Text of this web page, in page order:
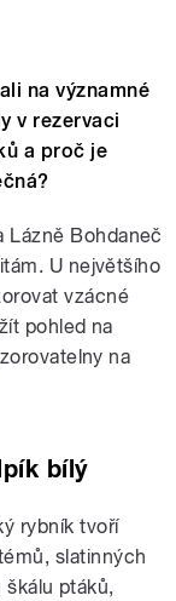
na významné
v rezervaci
a proč je
Lázně Bohdaneč
U největšího
vzácné
pohled na
na
bílý
rybník tvoří
slatinných
ptáků,